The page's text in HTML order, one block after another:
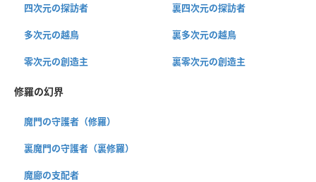
四次元の探訪者 裏四次元の探訪者
多次元の越鳥 裏多次元の越鳥
零次元の創造主 裏零次元の創造主
修羅の幻界
魔門の守護者（修羅）
裏魔門の守護者（裏修羅）
魔廊の支配者